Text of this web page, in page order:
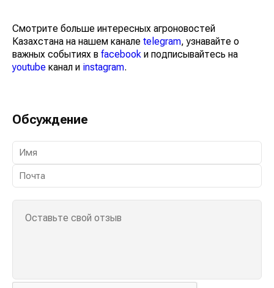
Смотрите больше интересных агроновостей
Казахстана на нашем канале telegram, узнавайте о
важных событиях в facebook и подписывайтесь на
youtube канал и instagram.
Обсуждение